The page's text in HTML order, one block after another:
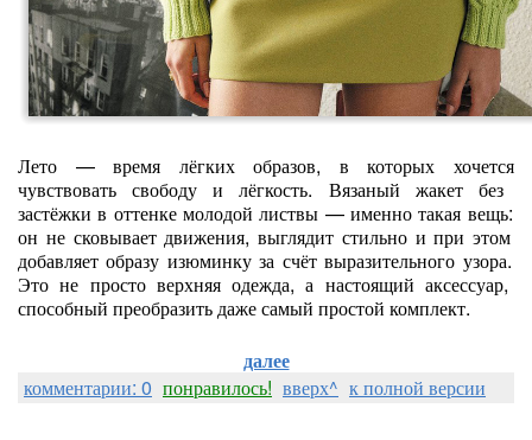
Лето — время лёгкихобразов, в которых хочется
чувствовать свободу и лёгкость. Вязаный жакетбез
застёжки в оттенкемолодой листвы — именно такая вещь:
он несковываетдвижения, выглядит стильнои при этом
добавляет образу изюминкуза счётвыразительного узора.
Это не простоверхняяодежда, а настоящий аксессуар,
способный преобразитьдажесамый простой комплект.
далее
комментарии: 0 понравилось! вверх^ к полной версии